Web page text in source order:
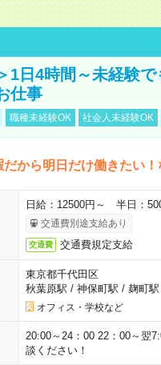
1日4時間～未経験
仕事
職種未経験OK 社会人未経験OK
だから明日だけ働きたい
日給：12500円～ 半日：
交通費別途支給あり
交通費 交通費規定支給
東京都千代田区
秋葉原駅 / 神保町駅 / 麹町駅
オフィス・学校など
20:00～24：00 22：00～翌
談ください！